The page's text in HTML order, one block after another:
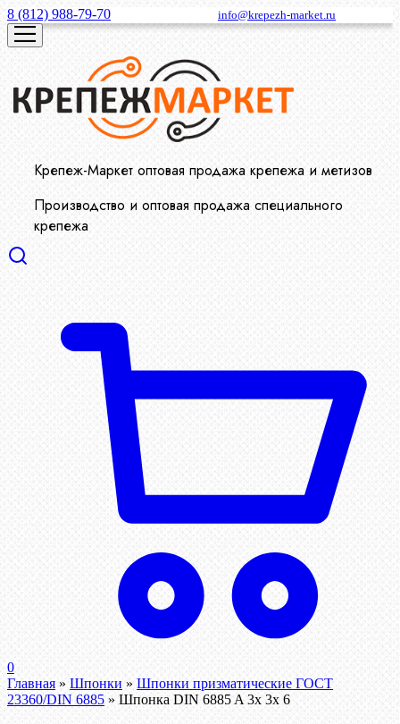
8 (812) 988-79-70 info@krepezh-market.ru
Крепеж-Маркет оптовая продажа крепежа и метизов
Производство и оптовая продажа специального
крепежа
0
Главная » Шпонки » Шпонки призматические ГОСТ
23360/DIN 6885 » Шпонка DIN 6885 A 3x 3x 6